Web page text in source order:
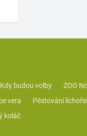
Kdy budou volby
ZOO
vera
Pěstování
koláč